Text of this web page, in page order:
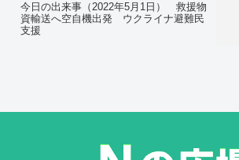
今日の出来事（2022年5月1日） 救援物
資輸送へ空自機出発 ウクライナ避難民
支援